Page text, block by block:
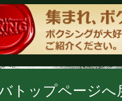
トップページへ